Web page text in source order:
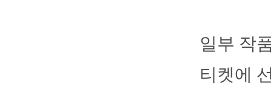
일부 작
티켓에